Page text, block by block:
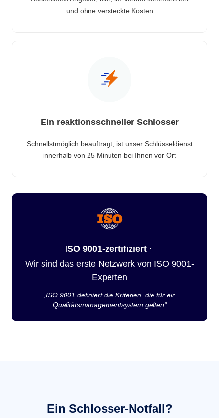
und ohne versteckte Kosten
Ein reaktionsschneller Schlosser
Schnellstmöglich beauftragt, ist unser Schlüsseldienst
innerhalb von 25 Minuten bei Ihnen vor Ort
ISO 9001-zertifiziert ·
Wir sind das erste Netzwerk von ISO 9001-
Experten
„ISO 9001 definiert die Kriterien, die für ein
Qualitätsmanagementsystem gelten“
Ein Schlosser-Notfall?